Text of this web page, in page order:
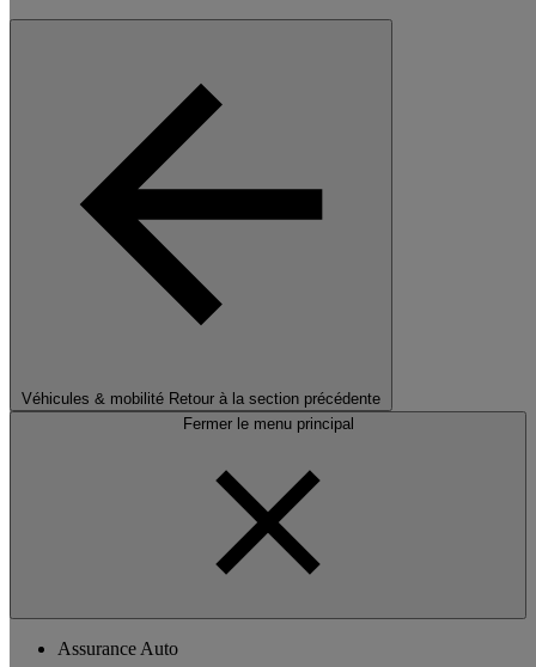
Véhicules & mobilité Retour à la section précédente
Fermer le menu principal
Assurance Auto